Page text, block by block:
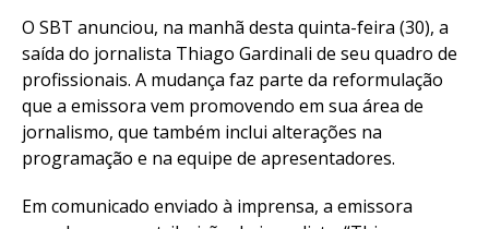
O SBT anunciou, na manhã desta quinta-feira (30), a
saída do jornalista Thiago Gardinali de seu quadro de
profissionais. A mudança faz parte da reformulação
que a emissora vem promovendo em sua área de
jornalismo, que também inclui alterações na
programação e na equipe de apresentadores.
Em comunicado enviado à imprensa, a emissora